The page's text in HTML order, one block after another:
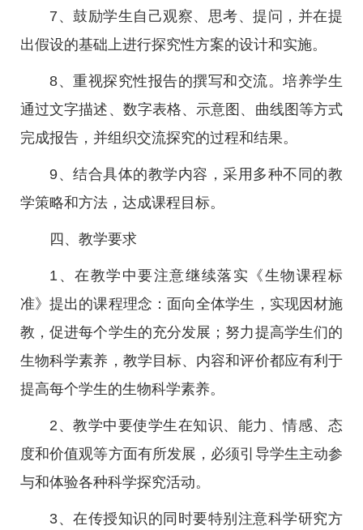
7、鼓励学生自己观察、思考、提问，并在提
出假设的基础上进行探究性方案的设计和实施。
8、重视探究性报告的撰写和交流。培养学生
通过文字描述、数字表格、示意图、曲线图等方式
完成报告，并组织交流探究的过程和结果。
9、结合具体的教学内容，采用多种不同的教
学策略和方法，达成课程目标。
四、教学要求
1、在教学中要注意继续落实《生物课程标
准》提出的课程理念：面向全体学生，实现因材施
教，促进每个学生的充分发展；努力提高学生们的
生物科学素养，教学目标、内容和评价都应有利于
提高每个学生的生物科学素养。
2、教学中要使学生在知识、能力、情感、态
度和价值观等方面有所发展，必须引导学生主动参
与和体验各种科学探究活动。
3、在传授知识的同时要特别注意科学研究方